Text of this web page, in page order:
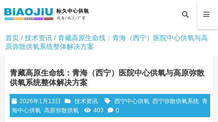
首页 /技术资讯 / 青藏高原生命线：青海（西宁）医院中心供氧与高
原弥散供氧系统整体解决方案
青藏高原生命线：青海（西宁）医院中心供氧与高原弥散
供氧系统整体解决方案
2026年1月13日 技术资讯 西宁中心供氧 西宁弥散供氧系统 青
海中心供氧 高原弥散供氧 403 0